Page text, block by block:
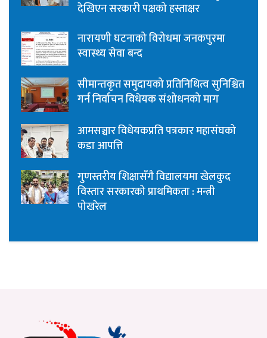
देखिएन सरकारी पक्षको हस्ताक्षर
नारायणी घटनाको विरोधमा जनकपुरमा
स्वास्थ्य सेवा बन्द
सीमान्तकृत समुदायको प्रतिनिधित्व सुनिश्चित
गर्न निर्वाचन विधेयक संशोधनको माग
आमसञ्चार विधेयकप्रति पत्रकार महासंघको
कडा आपत्ति
गुणस्तरीय शिक्षासँगै विद्यालयमा खेलकुद
विस्तार सरकारको प्राथमिकता : मन्त्री
पोखरेल